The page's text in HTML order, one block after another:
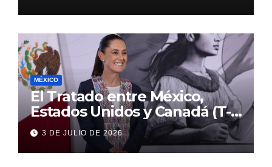
MÉXICO
El Tratado entre México,
Estados Unidos y Canadá (T-
MEC) se mantiene hasta el
2036: Presidenta Claudia
Sheinbaum
3 DE JULIO DE 2026